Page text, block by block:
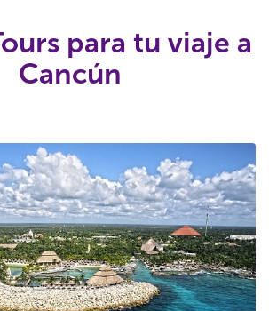
para tu viaje a
Cancún